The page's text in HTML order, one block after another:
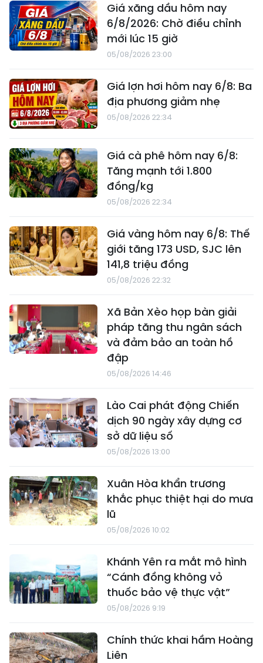
Giá xăng dầu hôm nay
6/8/2026: Chờ điều chỉnh
mới lúc 15 giờ
05/08/2026 23:00
Giá lợn hơi hôm nay 6/8: Ba
địa phương giảm nhẹ
05/08/2026 22:34
Giá cà phê hôm nay 6/8:
Tăng mạnh tới 1.800
đồng/kg
05/08/2026 22:34
Giá vàng hôm nay 6/8: Thế
giới tăng 173 USD, SJC lên
141,8 triệu đồng
05/08/2026 22:32
Xã Bản Xèo họp bàn giải
pháp tăng thu ngân sách
và đảm bảo an toàn hồ
đập
05/08/2026 14:46
Lào Cai phát động Chiến
dịch 90 ngày xây dựng cơ
sở dữ liệu số
05/08/2026 13:00
Xuân Hòa khẩn trương
khắc phục thiệt hại do mưa
lũ
05/08/2026 10:02
Khánh Yên ra mắt mô hình
“Cánh đồng không vỏ
thuốc bảo vệ thực vật”
05/08/2026 9:19
Chính thức khai hầm Hoàng
Liên